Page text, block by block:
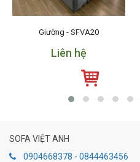
Giường - SFVA20
Liên hệ
SOFA VIỆT ANH
0904668378 - 0844463456